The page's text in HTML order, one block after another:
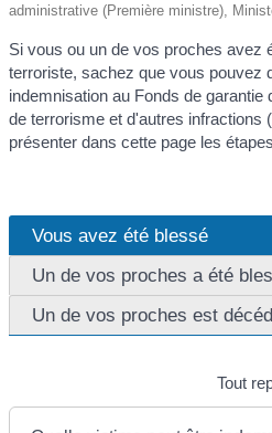
administrative (Première ministre),
Si vous ou un de vos proches avez
terroriste, sachez que vous pouvez
indemnisation au Fonds de
de terrorisme et d'autres infractions
présenter dans cette page les
Vous avez été blessé
Un de vos proches a été
Un de vos proches est
Tout